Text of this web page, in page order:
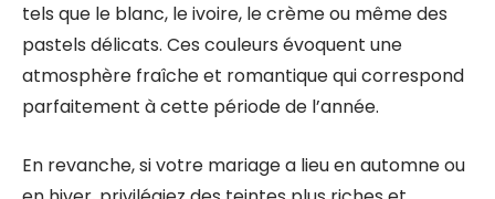
tels que le blanc, le ivoire, le crème ou même des
pastels délicats. Ces couleurs évoquent une
atmosphère fraîche et romantique qui correspond
parfaitement à cette période de l’année.
En revanche, si votre mariage a lieu en automne ou